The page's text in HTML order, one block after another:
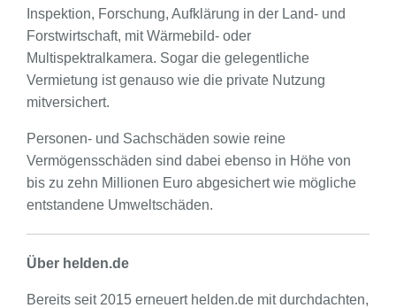
Inspektion, Forschung, Aufklärung in der Land- und
Forstwirtschaft, mit Wärmebild- oder
Multispektralkamera. Sogar die gelegentliche
Vermietung ist genauso wie die private Nutzung
mitversichert.
Personen- und Sachschäden sowie reine
Vermögensschäden sind dabei ebenso in Höhe von
bis zu zehn Millionen Euro abgesichert wie mögliche
entstandene Umweltschäden.
Über helden.de
Bereits seit 2015 erneuert helden.de mit durchdachten,